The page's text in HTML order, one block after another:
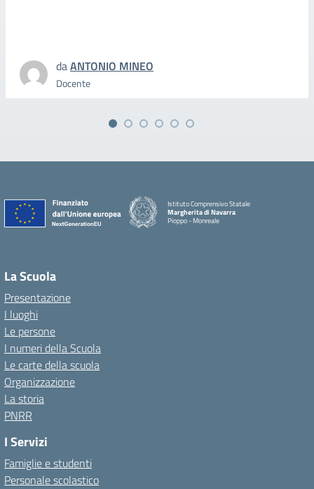
daANTONIO MINEO
Docente
Istituto Comprensivo Statale
Margherita di Navarra
Pioppo - Monreale
La Scuola
Presentazione
I luoghi
Le persone
I numeri della Scuola
Le carte della scuola
Organizzazione
La storia
PNRR
I Servizi
Famiglie e studenti
Personale scolastico